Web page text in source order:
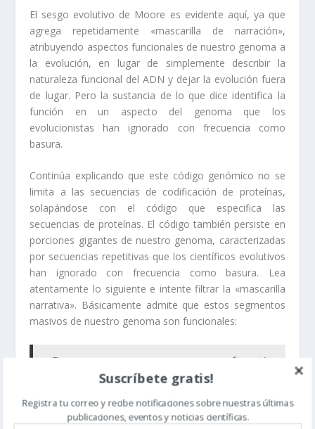
El sesgo evolutivo de Moore es evidente aquí, ya que
agrega repetidamente «mascarilla de narración»,
atribuyendo aspectos funcionales de nuestro genoma a
la evolución, en lugar de simplemente describir la
naturaleza funcional del ADN y dejar la evolución fuera
de lugar. Pero la sustancia de lo que dice identifica la
función en un aspecto del genoma que los
evolucionistas han ignorado con frecuencia como
basura.
Continúa explicando que este código genómico no se
limita a las secuencias de codificación de proteínas,
solapándose con el código que especifica las
secuencias de proteínas. El código también persiste en
porciones gigantes de nuestro genoma, caracterizadas
por secuencias repetitivas que los científicos evolutivos
han ignorado con frecuencia como basura. Lea
atentamente lo siguiente e intente filtrar la «mascarilla
narrativa». Básicamente admite que estos segmentos
masivos de nuestro genoma son funcionales:
¿Pero no comenzamos con una explicación
para el ADN no codificante, no para las
secuencias codificantes de proteínas? Sí, y
en los largos tramos de ADN no
Suscríbete gratis!
Registra tu correo y recibe notificaciones sobre nuestras últimas
publicaciones, eventos y noticias científicas.